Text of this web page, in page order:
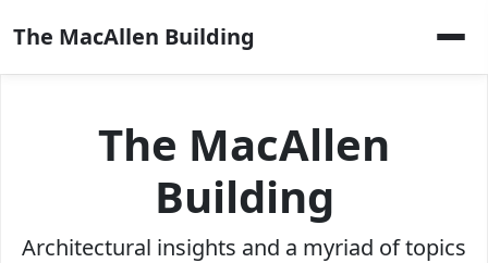
to
content
The MacAllen Building
The MacAllen
Building
Architectural insights and a myriad of topics